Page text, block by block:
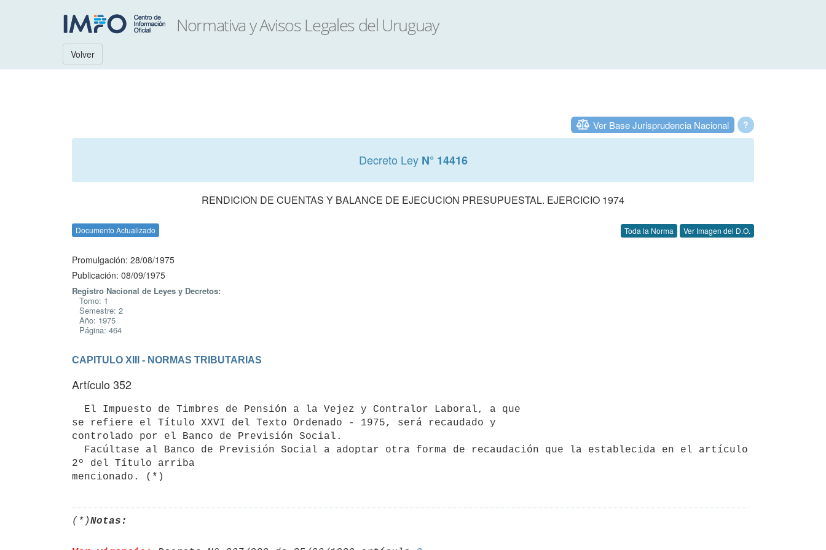
Volver
?
Ver Base Jurisprudencia Nacional
Decreto Ley N° 14416
RENDICION DE CUENTAS Y BALANCE DE EJECUCION PRESUPUESTAL. EJERCICIO 1974
Documento Actualizado Toda la Norma Ver Imagen del D.O.
Promulgación: 28/08/1975
Publicación: 08/09/1975
Registro Nacional de Leyes y Decretos:
Tomo: 1
Semestre: 2
Año: 1975
Página: 464
CAPITULO XIII - NORMAS TRIBUTARIAS
Artículo 352
se refiere el Título XXVI del Texto Ordenado - 1975, será recaudado y
controlado por el Banco de Previsión Social.
2º del Título arriba
(*)Notas: